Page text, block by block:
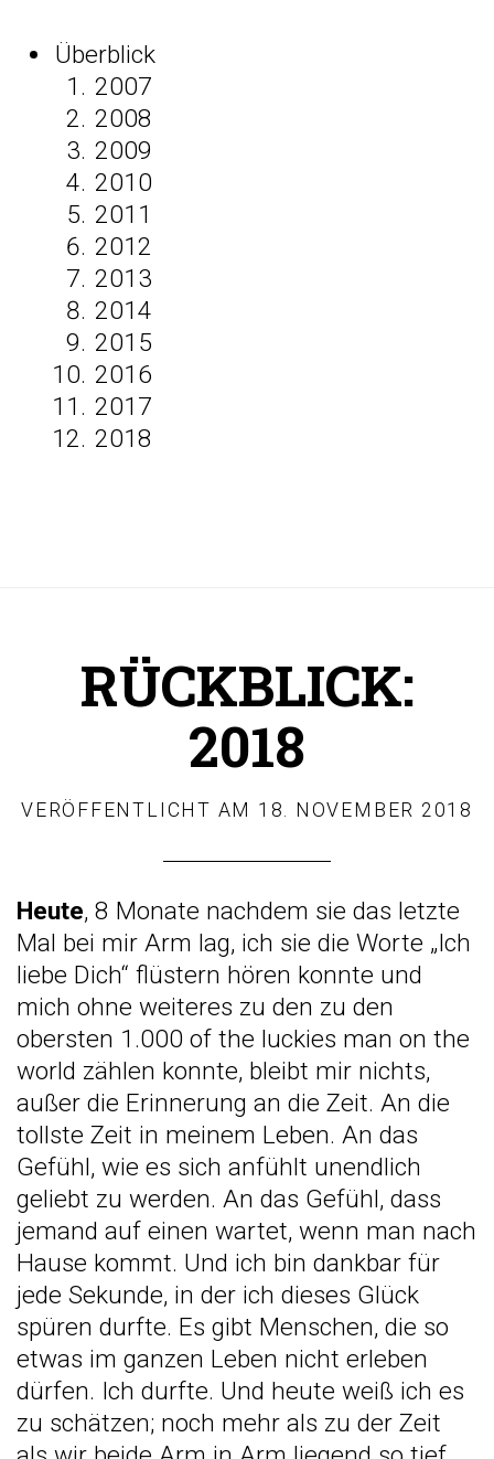
Überblick
2007
2008
2009
2010
2011
2012
2013
2014
2015
2016
2017
2018
RÜCKBLICK:
2018
VERÖFFENTLICHT AM 18. NOVEMBER 2018
Heute, 8 Monate nachdem sie das letzte
Mal bei mir Arm lag, ich sie die Worte „Ich
liebe Dich“ flüstern hören konnte und
mich ohne weiteres zu den zu den
obersten 1.000 of the luckies man on the
world zählen konnte, bleibt mir nichts,
außer die Erinnerung an die Zeit. An die
tollste Zeit in meinem Leben. An das
Gefühl, wie es sich anfühlt unendlich
geliebt zu werden. An das Gefühl, dass
jemand auf einen wartet, wenn man nach
Hause kommt. Und ich bin dankbar für
jede Sekunde, in der ich dieses Glück
spüren durfte. Es gibt Menschen, die so
etwas im ganzen Leben nicht erleben
dürfen. Ich durfte. Und heute weiß ich es
zu schätzen; noch mehr als zu der Zeit